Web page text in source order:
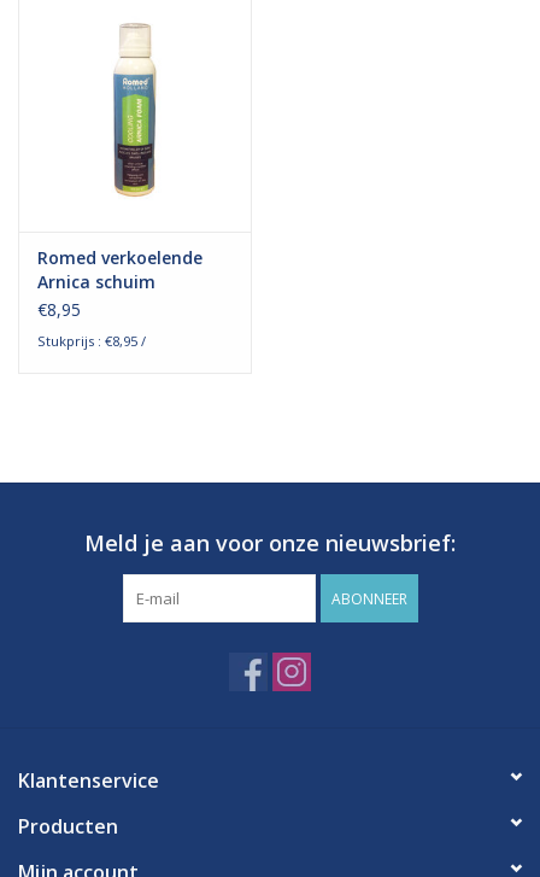
Romed verkoelende
Arnica schuim
€8,95
Stukprijs : €8,95 /
Meld je aan voor onze nieuwsbrief:
ABONNEER
Klantenservice
Producten